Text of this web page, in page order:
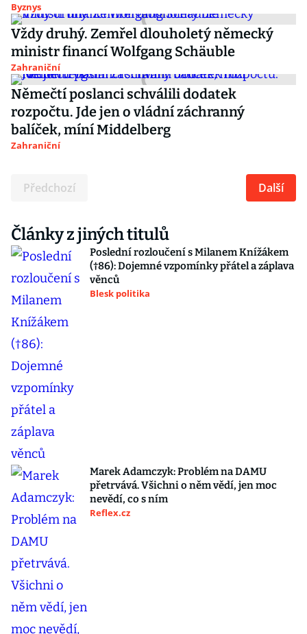
Byznys
Vždy druhý. Zemřel dlouholetý německý
ministr financí Wolfgang Schäuble
Zahraniční
Němečtí poslanci schválili dodatek
rozpočtu. Jde jen o vládní záchranný
balíček, míní Middelberg
Zahraniční
Předchozí Další
Články z jiných titulů
Poslední rozloučení s Milanem Knížákem
(†86): Dojemné vzpomínky přátel a záplava
věnců
Blesk politika
Marek Adamczyk: Problém na DAMU
přetrvává. Všichni o něm vědí, jen moc
nevědí, co s ním
Reflex.cz